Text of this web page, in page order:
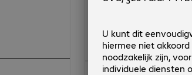
€ 375,99